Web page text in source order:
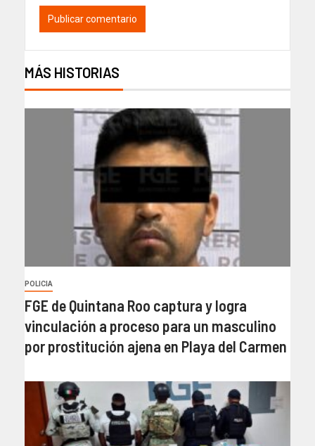
MÁS HISTORIAS
POLICIA
FGE de Quintana Roo captura y logra
vinculación a proceso para un masculino
por prostitución ajena en Playa del Carmen